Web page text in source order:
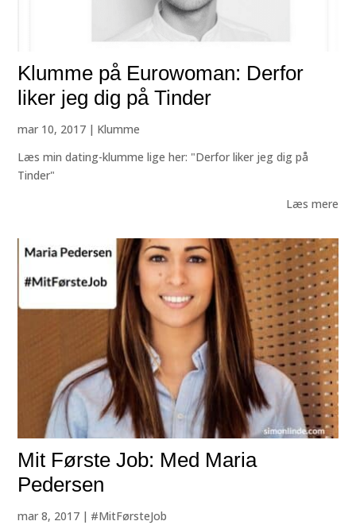
Klumme på Eurowoman: Derfor
liker jeg dig på Tinder
mar 10, 2017 | Klumme
Læs min dating-klumme lige her: "Derfor liker jeg dig på
Tinder"
Læs mere
Mit Første Job: Med Maria
Pedersen
mar 8, 2017 | #MitFørsteJob